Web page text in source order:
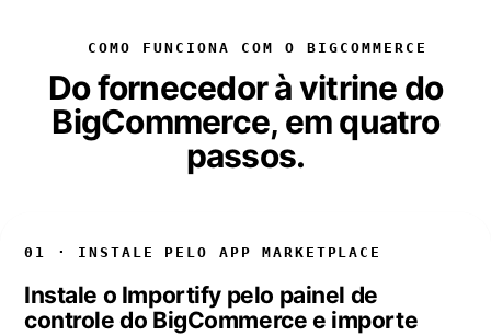
COMO FUNCIONA COM O BIGCOMMERCE
Do fornecedor à vitrine do
BigCommerce, em quatro
passos.
01 · INSTALE PELO APP MARKETPLACE
Instale o Importify pelo painel de
controle do BigCommerce e importe